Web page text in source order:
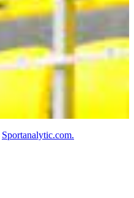
Sportanalytic.com.